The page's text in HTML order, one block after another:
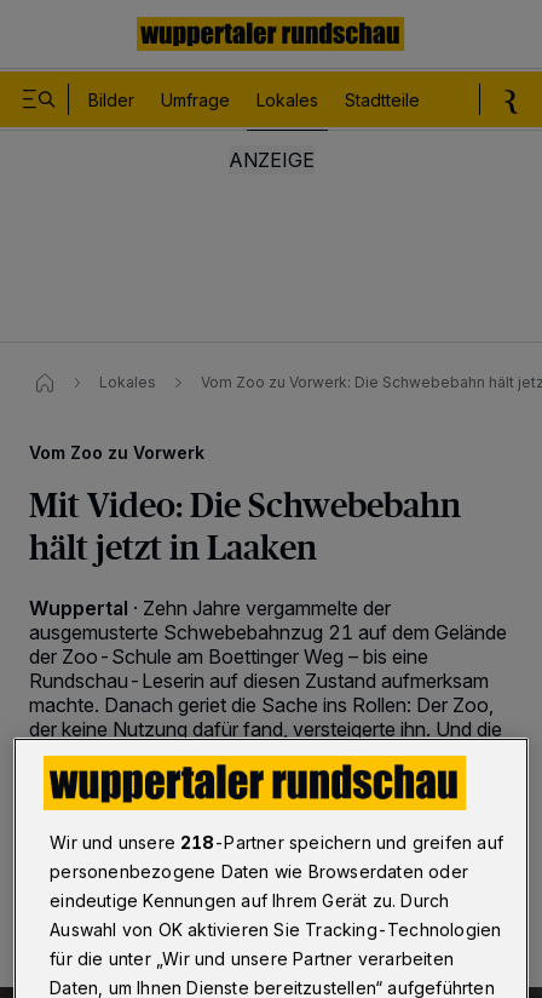
Bilder Umfrage Lokales Stadtteile
Lokales Vom Zoo zu Vorwerk​: Die Schwebebahn hält
Vom Zoo zu Vorwerk
Mit Video: Die Schwebebahn
hält jetzt in Laaken
Wuppertal · Zehn Jahre vergammelte der
ausgemusterte Schwebebahnzug 21 auf dem Gelände
der Zoo-Schule am Boettinger Weg – bis eine
Rundschau-Leserin auf diesen Zustand aufmerksam
machte. Danach geriet die Sache ins Rollen: Der Zoo,
der keine Nutzung dafür fand, versteigerte ihn. Und die
Vorwerk Elektrowerke schlugen zu. Am Montag (20.
März 2023) wurde der Umzug vollzogen.
20.03.2023 , 17:00 Uhr 2 Minuten Lesezeit
Wir und unsere 218-Partner speichern und greifen auf
personenbezogene Daten wie Browserdaten oder
eindeutige Kennungen auf Ihrem Gerät zu. Durch
Auswahl von OK aktivieren Sie Tracking-Technologien
für die unter „Wir und unsere Partner verarbeiten
Daten, um Ihnen Dienste bereitzustellen“ aufgeführten